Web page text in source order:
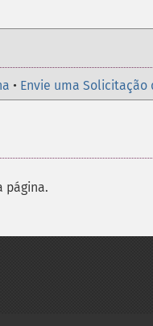
• Envie uma
página.